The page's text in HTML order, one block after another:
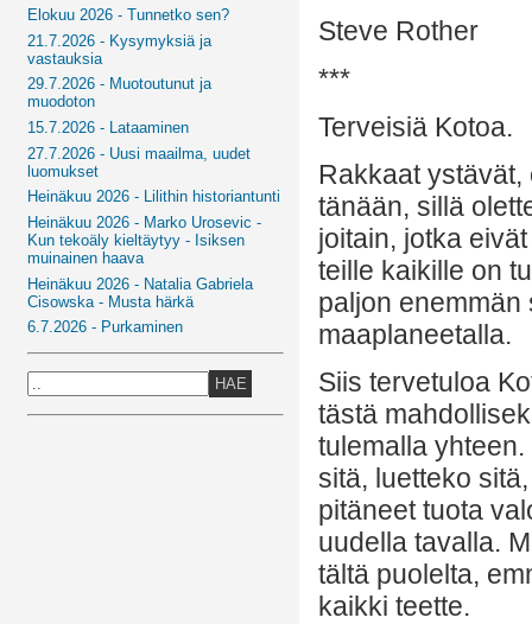
Elokuu 2026 - Tunnetko sen?
21.7.2026 - Kysymyksiä ja
vastauksia
29.7.2026 - Muotoutunut ja
muodoton
15.7.2026 - Lataaminen
27.7.2026 - Uusi maailma, uudet
luomukset
Heinäkuu 2026 - Lilithin historiantunti
Heinäkuu 2026 - Marko Urosevic -
Kun tekoäly kieltäytyy - Isiksen
muinainen haava
Heinäkuu 2026 - Natalia Gabriela
Cisowska - Musta härkä
6.7.2026 - Purkaminen
HAE
Steve Rother
***
Terveisiä Kotoa.
Rakkaat
tänään, sillä
joitain, jotka
teille kaikille on
paljon enemmän
maaplaneetalla.
Siis tervetuloa
tästä
tulemalla
sitä, luetteko
pitäneet tuota
uudella tavalla.
tältä puolelta,
kaikki teette.